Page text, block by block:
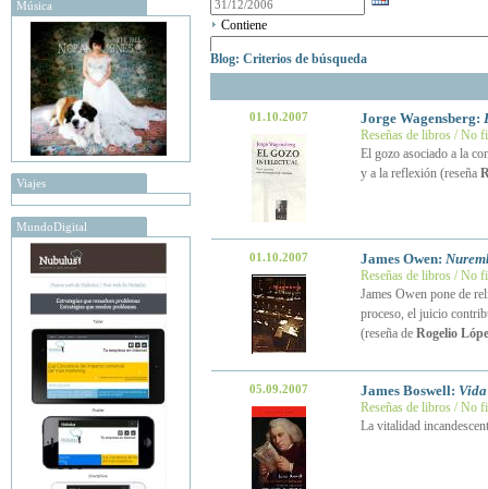
Música
Viajes
MundoDigital
Contiene
Blog: Criterios de búsqueda
01.10.2007 Jorge Wagensberg:
Reseñas de libros / No
El gozo asociado a la
y a la reflexión (reseña
01.10.2007 James Owen:
Reseñas de libros / No
James Owen pone de
proceso, el juicio
(reseña de Rogelio
05.09.2007 James Boswell:
Reseñas de libros / No
La vitalidad